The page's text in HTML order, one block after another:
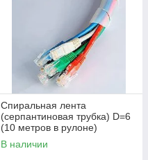
Спиральная лента
(серпантиновая трубка) D=6
(10 метров в рулоне)
В наличии